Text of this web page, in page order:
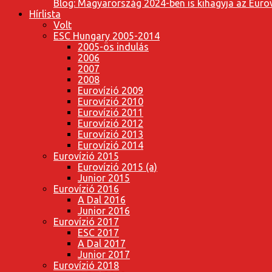
Blog: Magyarország 2024-ben is kihagyja az
Hírlista
Volt
ESC Hungary 2005-2014
2005-ös indulás
2006
2007
2008
Eurovízió 2009
Eurovízió 2010
Eurovízió 2011
Eurovízió 2012
Eurovízió 2013
Eurovízió 2014
Eurovízió 2015
Eurovízió 2015 (a)
Junior 2015
Eurovízió 2016
A Dal 2016
Junior 2016
Eurovízió 2017
ESC 2017
A Dal 2017
Junior 2017
Eurovízió 2018